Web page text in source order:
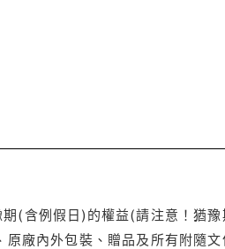
(含例假日)的權益(請注意！猶
廠內外包裝、贈品及所有附隨文